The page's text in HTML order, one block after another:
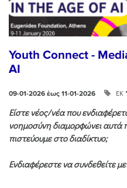
Youth Connect -
AI
09-01-2026 έως 11-01-2026 ΕΚ
Είστε νέος/νέα που
νοημοσύνη διαμορφώνει αυτά
πιστεύουμε στο διαδίκτυο;
Ενδιαφέρεστε να συνδεθείτε